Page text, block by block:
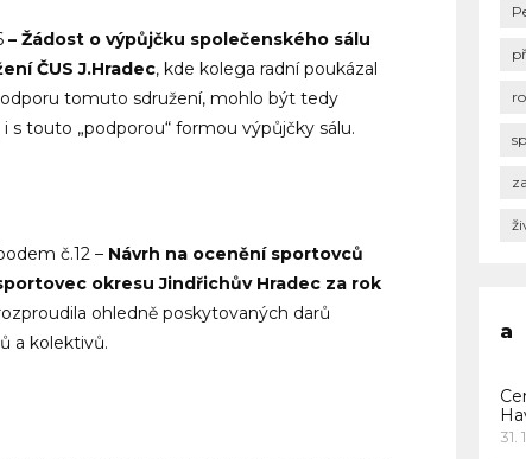
– Žádost o výpůjčku společenského sálu
ČUS J.Hradec, kde kolega radní poukázal
tomuto sdružení, mohlo být tedy
s touto „podporou“ formou výpůjčky sálu.
č.12 – Návrh na ocenění sportovců
okresu Jindřichův Hradec za rok
ohledně poskytovaných darů
a kolektivů.
a
31.